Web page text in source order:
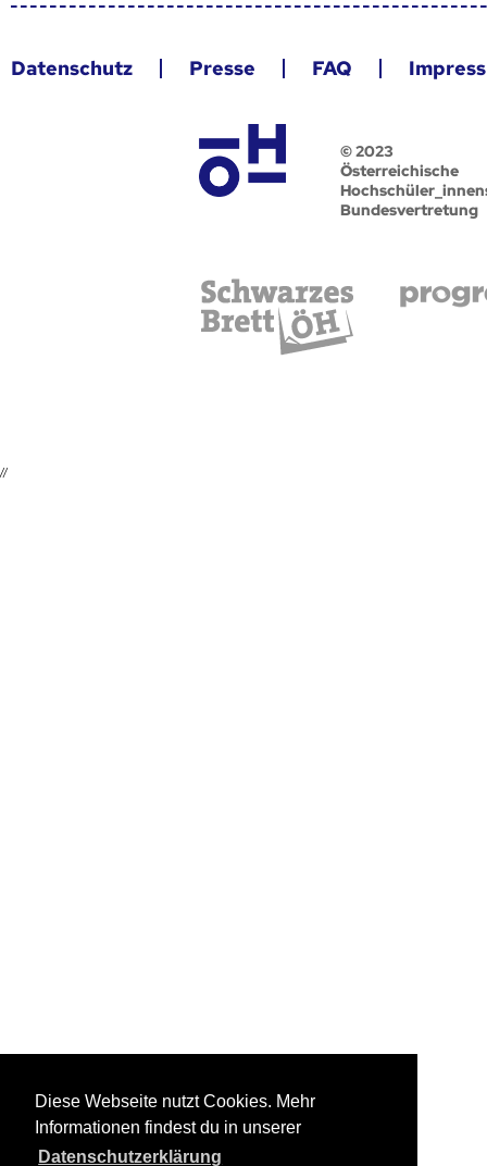
Diese Webseite nutzt Cookies. Mehr
Informationen findest du in unserer
Datenschutzerklärung
Datenschutz Presse FAQ
© 2023
Österreichische
Bundesvertretung
//